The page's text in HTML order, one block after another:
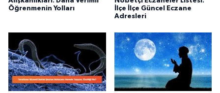
Öğrenmenin Yolları
İlçe İlçe Güncel Eczane
Adresleri